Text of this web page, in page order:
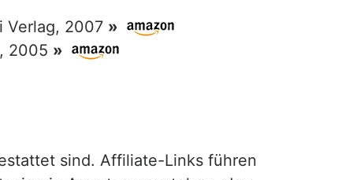
Verlag, 2007 »
2005 »
sind. Affiliate-Links führen